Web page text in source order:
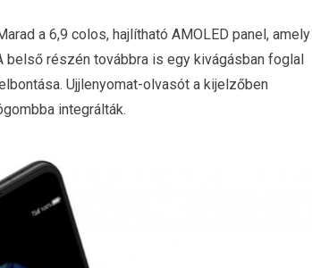
a 6,9 colos, hajlítható AMOLED panel, amely
belső részén továbbra is egy kivágásban foglal
Ujjlenyomat-olvasót a kijelzőben
integrálták.